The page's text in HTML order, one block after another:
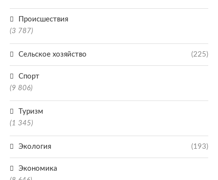
Происшествия
(3 787)
Сельское хозяйство (225)
Спорт
(9 806)
Туризм
(1 345)
Экология (193)
Экономика